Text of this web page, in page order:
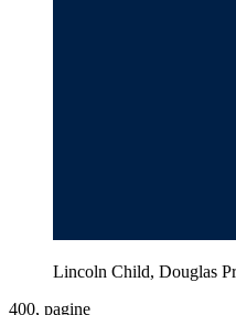
Lincoln Child, Douglas
400, pagine